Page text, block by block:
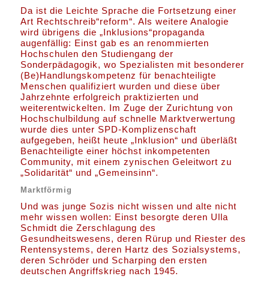
Da ist die Leichte Sprache die Fortsetzung einer
Art Rechtschreib“reform“. Als weitere Analogie
wird übrigens die „Inklusions“propaganda
augenfällig: Einst gab es an renommierten
Hochschulen den Studiengang der
Sonderpädagogik, wo Spezialisten mit besonderer
(Be)Handlungskompetenz für benachteiligte
Menschen qualifiziert wurden und diese über
Jahrzehnte erfolgreich praktizierten und
weiterentwickelten. Im Zuge der Zurichtung von
Hochschulbildung auf schnelle Marktverwertung
wurde dies unter SPD-Komplizenschaft
aufgegeben, heißt heute „Inklusion“ und überläßt
Benachteiligte einer höchst inkompetenten
Community, mit einem zynischen Geleitwort zu
„Solidarität“ und „Gemeinsinn“.
Marktförmig
Und was junge Sozis nicht wissen und alte nicht
mehr wissen wollen: Einst besorgte deren Ulla
Schmidt die Zerschlagung des
Gesundheitswesens, deren Rürup und Riester des
Rentensystems, deren Hartz des Sozialsystems,
deren Schröder und Scharping den ersten
deutschen Angriffskrieg nach 1945.